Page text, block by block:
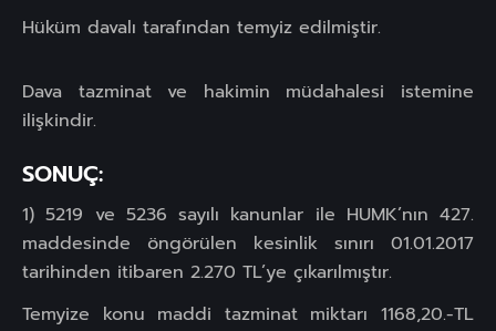
Hüküm davalı tarafından temyiz edilmiştir.
Dava tazminat ve hakimin müdahalesi istemine
ilişkindir.
SONUÇ:
1) 5219 ve 5236 sayılı kanunlar ile HUMK’nın 427.
maddesinde öngörülen kesinlik sınırı 01.01.2017
tarihinden itibaren 2.270 TL’ye çıkarılmıştır.
Temyize konu maddi tazminat miktarı 1168,20.-TL